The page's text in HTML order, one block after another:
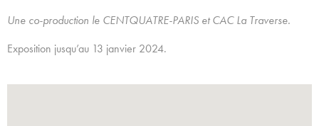
Une co-production le CENTQUATRE-PARIS et CAC La Traverse.
Exposition jusqu’au 13 janvier 2024.